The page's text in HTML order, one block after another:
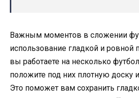
Важным моментов в сложении
использование гладкой и ровной
вы работаете на несколько
положите под них плотную доску
Это поможет вам сохранить